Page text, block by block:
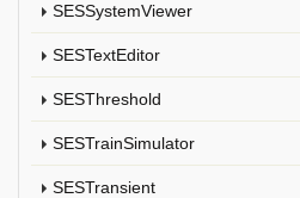
SESSystemViewer
SESTextEditor
SESThreshold
SESTrainSimulator
SESTransient